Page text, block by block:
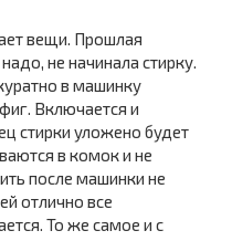
вещи. Прошлая
не начинала стирку.
в машинку
Включается и
стирки уложено будет
в комок и не
после машинки не
отлично все
То же самое и с